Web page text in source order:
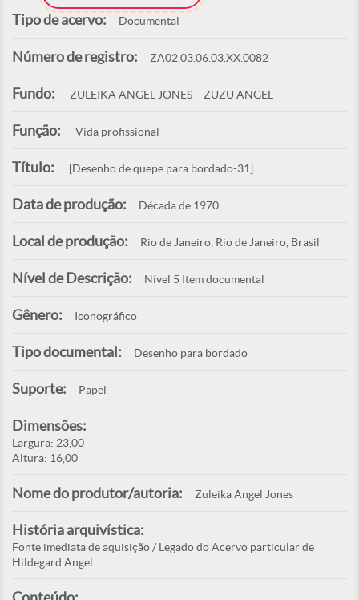
Tipo de acervo: Documental
Número de registro: ZA02.03.06.03.XX.0082
Fundo: ZULEIKA ANGEL JONES – ZUZU ANGEL
Função: Vida profissional
Título: [Desenho de quepe para bordado-31]
Data de produção: Década de 1970
Local de produção: Rio de Janeiro, Rio de Janeiro, Brasil
Nível de Descrição: Nível 5 Item documental
Gênero: Iconográfico
Tipo documental: Desenho para bordado
Suporte: Papel
Dimensões:
Largura: 23,00
Altura: 16,00
Nome do produtor/autoria: Zuleika Angel Jones
História arquivística:
Fonte imediata de aquisição / Legado do Acervo particular de
Hildegard Angel.